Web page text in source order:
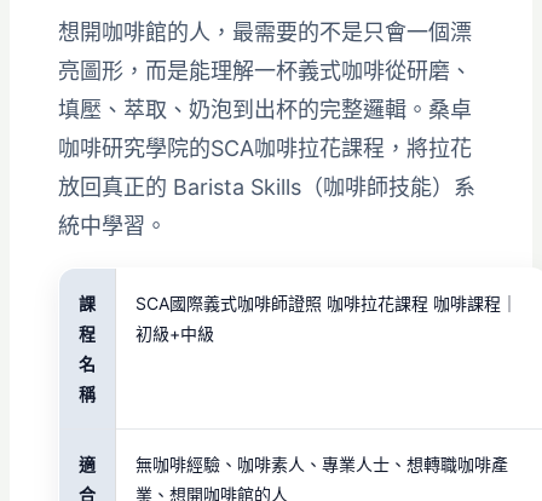
想開咖啡館的人，最需要的不是只會一個漂
亮圖形，而是能理解一杯義式咖啡從研磨、
填壓、萃取、奶泡到出杯的完整邏輯。桑卓
咖啡研究學院的SCA咖啡拉花課程，將拉花
放回真正的 Barista Skills（咖啡師技能）系
統中學習。
課
程
名
稱
SCA國際義式咖啡師證照 咖啡拉花課程 咖啡課程｜
初級+中級
適
合
無咖啡經驗、咖啡素人、專業人士、想轉職咖啡產
業、想開咖啡館的人